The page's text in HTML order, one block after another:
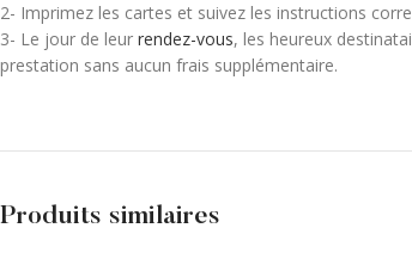
2- Imprimez les cartes et suivez les instructions
3- Le jour de leur rendez-vous, les heureux
prestation sans aucun frais supplémentaire.
Produits similaires